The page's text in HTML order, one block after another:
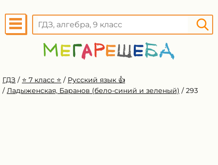
ГДЗ / ⭐️ 7 класс ⭐️ / Русский язык 👍
/ Ладыженская, Баранов (бело-синий и зеленый) / 293